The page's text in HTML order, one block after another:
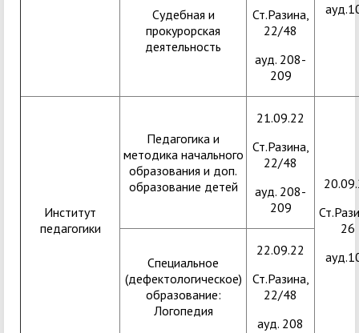
Судебная и
прокурорская
деятельность
Ст.Разина,
22/48
ауд. 208-
209
Институт
педагогики
Педагогика и
методика начального
образования и доп.
образование детей
21.09.22
Ст.Разина,
22/48
ауд. 208-
209
26
Специальное
(дефектологическое)
образование:
Логопедия
22.09.22
Ст.Разина,
22/48
ауд. 208